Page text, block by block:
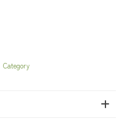
Category